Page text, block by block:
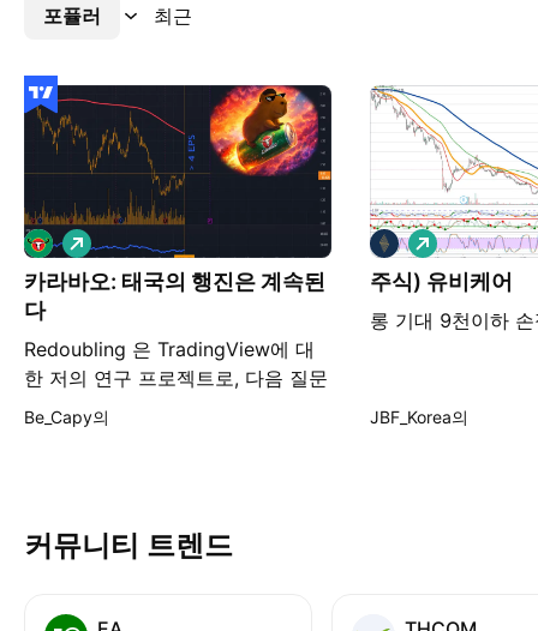
포퓰러 최근
더보기
카라바오: 태국의 행진은 계속된
다
Redoubling 은 TradingView에 대
한 저의 연구 프로젝트로, 다음 질문
에 답하기 위해 설계되었습니다. 자
발행된 날의 마지막 일봉 캔들의 종
습니다. 저는 모든 결정을 기본적 분
롱
Be_Capy의
주식) 유비케어
롱 기대 9천이하
롱
JBF_Korea의
커뮤니티 트렌드